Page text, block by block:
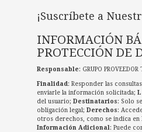
¡Suscríbete a
INFORMACIÓN
PROTECCIÓN DE
Responsable: GRUPO
Finalidad: Responder las
enviarle la información solicitada;
del usuario; Destinatarios: Solo
obligación legal; Derechos:
otros derechos, como se indica en
Información Adicional: Puede